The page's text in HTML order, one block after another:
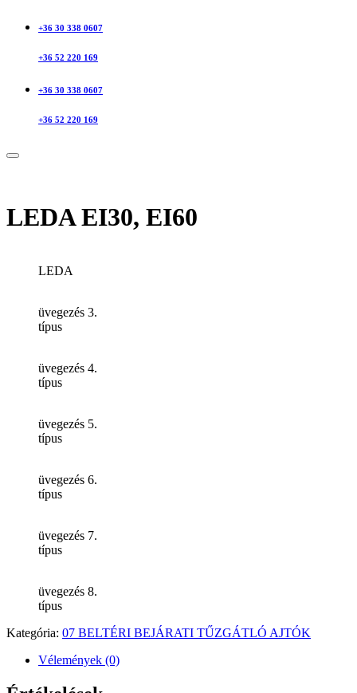
+36 30 338 0607
+36 52 220 169
+36 30 338 0607
+36 52 220 169
LEDA EI30, EI60
LEDA
üvegezés 3.
típus
üvegezés 4.
típus
üvegezés 5.
típus
üvegezés 6.
típus
üvegezés 7.
típus
üvegezés 8.
típus
Kategória: 07 BELTÉRI BEJÁRATI TŰZGÁTLÓ AJTÓK
Vélemények (0)